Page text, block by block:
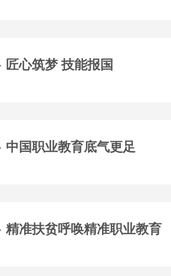
匠心筑梦 技能报国
中国职业教育底气更足
精准扶贫呼唤精准职业教育